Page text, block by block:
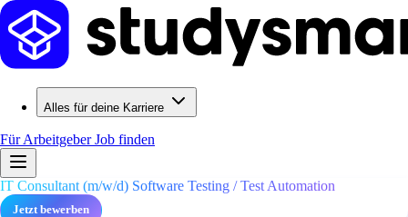
Alles für deine Karriere
Für ArbeitgeberJob finden
IT Consultant (m/w/d) Software Testing / Test Automation
Jetzt bewerben